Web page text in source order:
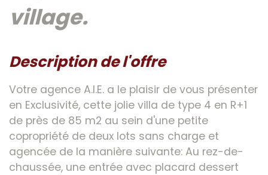
village.
description de l'offre
Votre agence A.I.E. a le plaisir de vous présenter
en Exclusivité, cette jolie villa de type 4 en R+1
de près de 85 m2 au sein d'une petite
copropriété de deux lots sans charge et
agencée de la manière suivante: Au rez-de-
chaussée, une entrée avec placard dessert